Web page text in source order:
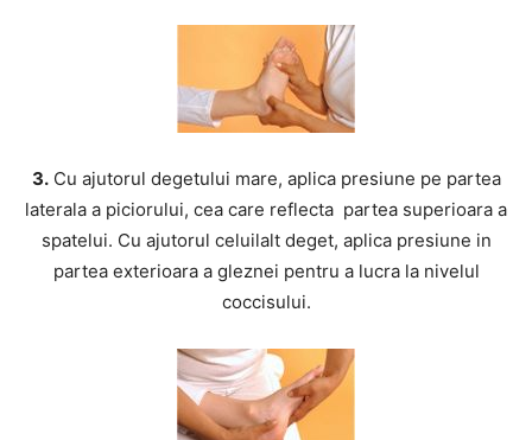
3.Cu ajutorul degetului mare, aplica presiune pe partea
laterala a piciorului, cea care reflecta partea superioara a
spatelui. Cu ajutorul celuilalt deget, aplica presiune in
partea exterioara a gleznei pentru a lucra la nivelul
coccisului.